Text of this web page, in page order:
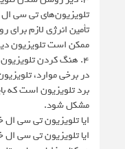
تلویزیون‌های تی سی
تأمین انرژی لازم
ممکن است تلویزیون
4. هنگ کردن تلویزیون و ریموت کنترل
در برخی موارد،
برد تلویزیون است که
مشکل شود.
ایا تلویزیون تی سی
ایا تلویزیون تی سی